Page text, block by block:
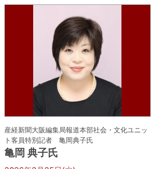
産経新聞大阪編集局報道本部社会・文化ユニッ
ト客員特別記者 亀岡典子氏
亀岡 典子氏